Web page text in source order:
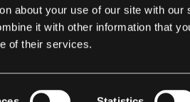
about your use of our site with our
it with other information that
of their services.